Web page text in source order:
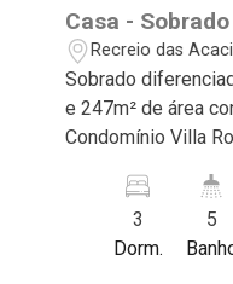
13:00
14:00
Casa -
Recreio das
Sobrado
e 247m² de área
Condomínio Villa
Preto/SP. Conheça as características deste
imóvel que a
para você: - 250m² de área terreno e 247m² de
3
Dorm.
5